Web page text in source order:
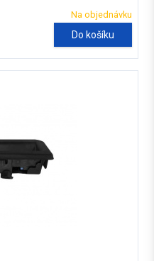
Na objednávku
Do košíku